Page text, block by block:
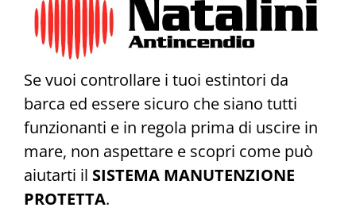
Se vuoi controllare i tuoi estintori da
barca ed essere sicuro che siano tutti
funzionanti e in regola prima di uscire in
mare, non aspettare e scopri come può
aiutarti il SISTEMA MANUTENZIONE
PROTETTA.